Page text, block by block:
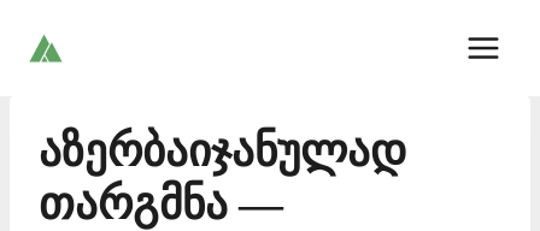
აზერბაიჯანულად
თარგმნა —